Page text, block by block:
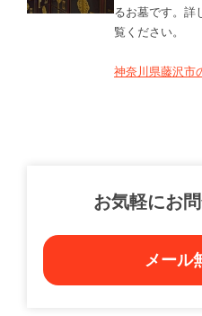
るお墓です。詳
覧ください。
神奈川県藤沢市
お気軽にお
メール